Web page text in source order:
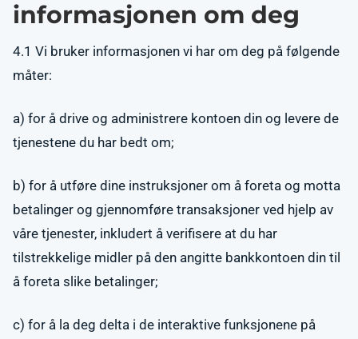
informasjonen om deg
4.1 Vi bruker informasjonen vi har om deg på følgende
måter:
a) for å drive og administrere kontoen din og levere de
tjenestene du har bedt om;
b) for å utføre dine instruksjoner om å foreta og motta
betalinger og gjennomføre transaksjoner ved hjelp av
våre tjenester, inkludert å verifisere at du har
tilstrekkelige midler på den angitte bankkontoen din til
å foreta slike betalinger;
c) for å la deg delta i de interaktive funksjonene på